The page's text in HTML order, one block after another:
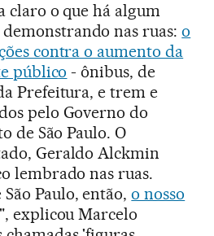
claro o que há algum
nas ruas:o
contra o aumento da
público - ônibus, de
Prefeitura, e trem e
pelo Governo do
de São Paulo. O
Geraldo Alckmin
lembrado nas ruas.
Paulo, então,o nosso
", explicou Marcelo